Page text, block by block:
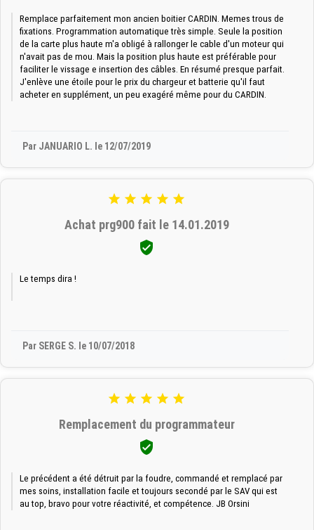
Remplace parfaitement mon ancien boitier CARDIN. Memes trous de
fixations. Programmation automatique très simple. Seule la position
de la carte plus haute m'a obligé à rallonger le cable d'un moteur qui
n'avait pas de mou. Mais la position plus haute est préférable pour
faciliter le vissage e insertion des câbles. En résumé presque parfait.
J'enlève une étoile pour le prix du chargeur et batterie qu'il faut
acheter en supplément, un peu exagéré même pour du CARDIN.
Par JANUARIO L. le 12/07/2019
    
Achat prg900 fait le 14.01.2019

Le temps dira !
Par SERGE S. le 10/07/2018
    
Remplacement du programmateur

Le précédent a été détruit par la foudre, commandé et remplacé par
mes soins, installation facile et toujours secondé par le SAV qui est
au top, bravo pour votre réactivité, et compétence. JB Orsini